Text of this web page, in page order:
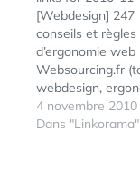
[Webdesign] 247
conseils et règles
d’ergonomie web
Websourcing.fr
webdesign,
design outils
architecture) 12
4 novembre 2010
Dans "Linkorama"